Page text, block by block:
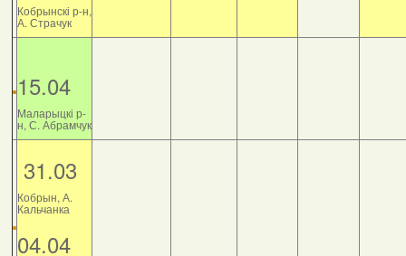
Кобрынскі р-н,
А. Страчук
15.04
Маларыцкі р-
н, С. Абрамчук
31.03
Кобрын, А.
Кальчанка
04.04